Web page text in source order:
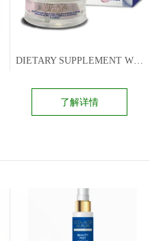
DIETARY SUPPLEMENT WITH HYALURONIC ACID
了解详情